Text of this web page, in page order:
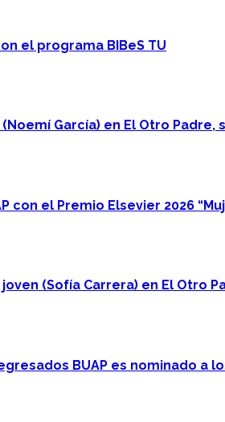
el programa BIBeS TU
García) en El Otro Padre,
con el Premio Elsevier 2026
(Sofía Carrera) en El Otro
BUAP es nominado a